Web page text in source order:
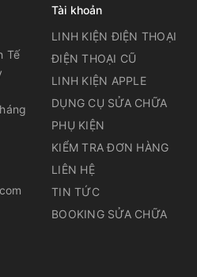
Tế
Tài khoản
LINH KIỆN ĐIỆN THOẠI
ĐIỆN THOẠI CŨ
LINH KIỆN APPLE
DỤNG CỤ SỬA CHỮA
PHỤ KIỆN
KIỂM TRA ĐƠN HÀNG
LIÊN HỆ
TIN TỨC
BOOKING SỬA CHỮA